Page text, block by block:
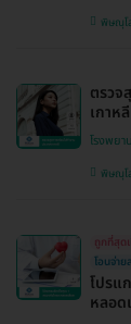
พิษณุโ
ตรวจ
เกาห
โรงพย
พิษณุโ
ถูกที่สุด
โอนจ่า
โปรแ
หลอด